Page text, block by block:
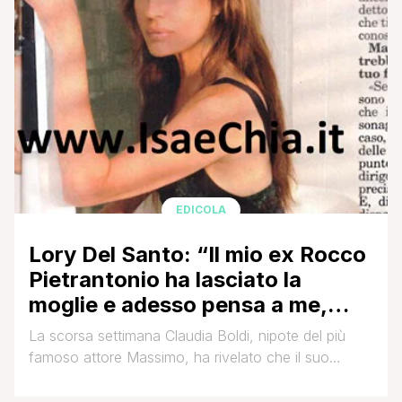
EDICOLA
Lory Del Santo: “Il mio ex Rocco
Pietrantonio ha lasciato la
moglie e adesso pensa a me,
ma…”
La scorsa settimana Claudia Boldi, nipote del più
famoso attore Massimo, ha rivelato che il suo